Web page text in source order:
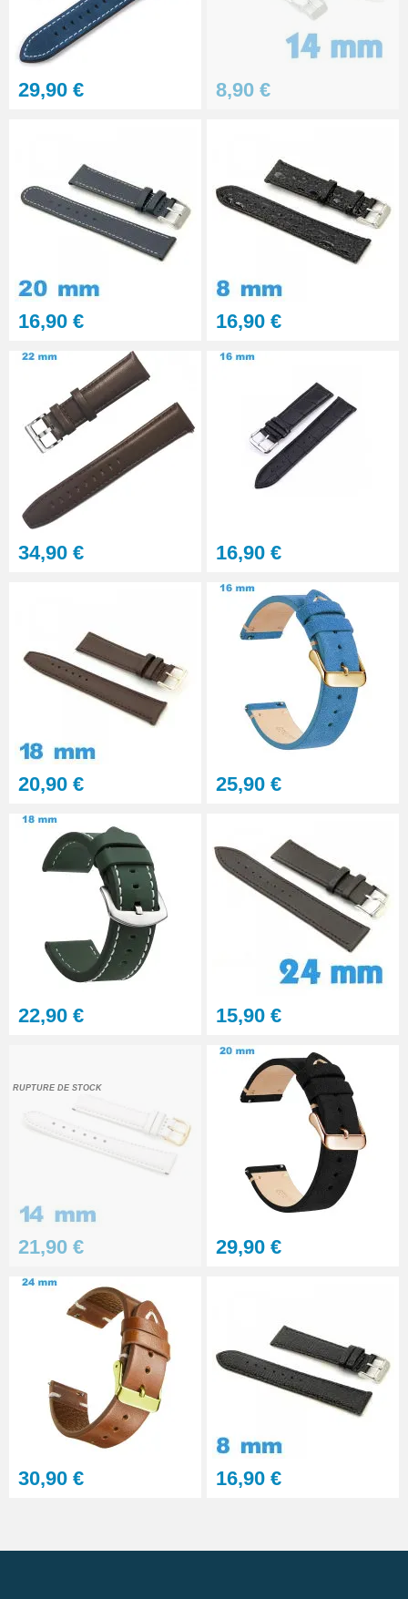
Outil pointeau de pose suisse
professionnel BERGEON
28,90 €
Pointeau de Pose Tête
Interchangeable
Multifonction
23,90 €
Sacoche Outils Horlogerie
29,90 € 8,90 €
16,90 € 16,90 €
34,90 € 16,90 €
20,90 € 25,90 €
22,90 € 15,90 €
RUPTURE DE STOCK
21,90 € 29,90 €
30,90 € 16,90 €